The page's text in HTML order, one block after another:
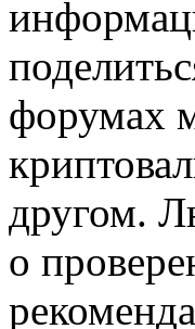
форумах
другом.
о